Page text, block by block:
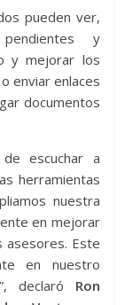
pueden ver,
y
y mejorar los
enviar enlaces
documentos
escuchar a
herramientas
nuestra
en mejorar
asesores. Este
en nuestro
declaró Ron